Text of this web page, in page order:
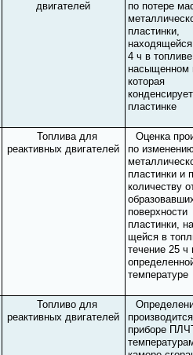
двигателей
по потере
пластинки,
4 ч в
насыщенном
которая
пластинке
Топлива для
реактивных двигателей
Оценка
по
пластинки и
количеству
поверх­ности
пластинки,
щейся в
течение 25 ч
температуре
Топливо для
реактивных двигателей
приборе